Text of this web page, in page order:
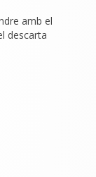
amb el
descarta